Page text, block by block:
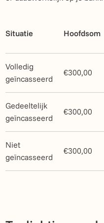
Situatie Hoofdsom
Volledig
geïncasseerd
€300,00
Gedeeltelijk
geïncasseerd
€300,00
Niet
geïncasseerd
€300,00